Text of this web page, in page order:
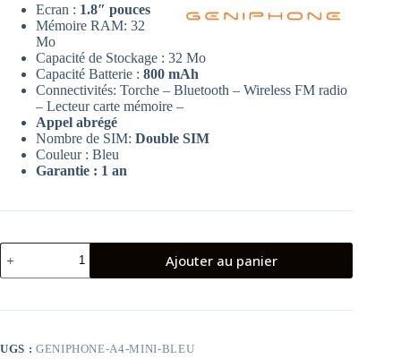
Ecran : 1.8″ pouces
Mémoire RAM: 32
Mo
Capacité de Stockage : 32 Mo
Capacité Batterie : 800 mAh
Connectivités: Torche – Bluetooth – Wireless FM radio
– Lecteur carte mémoire –
Appel abrégé
Nombre de SIM: Double SIM
Couleur : Bleu
Garantie : 1 an
quantité
de
Téléphone
Geniphone
Bleu
Ajouter au panier
UGS : GENIPHONE-A4-MINI-BLEU